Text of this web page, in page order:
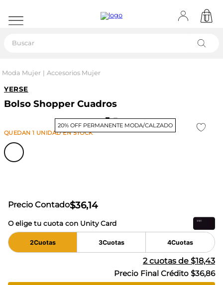
Moda Mujer Accesorios Mujer
YERSE
Bolso Shopper Cuadros
20% OFF PERMANENTE MODA/CALZADO
QUEDAN1 UNIDADEN STOCK
Precio Contado$36,14
O elige tu cuota con Unity Card
2Cuotas 3Cuotas 4Cuotas
2cuotas de $18,43
Precio Final Crédito $36,86